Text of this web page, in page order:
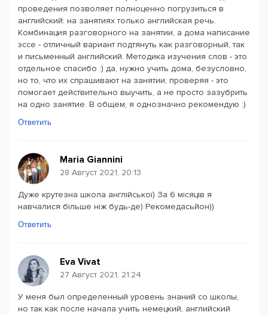
проведения позволяет полноценно погрузиться в
английский: на занятиях только английская речь.
Комбинация разговорного на занятии, а дома написание
эссе - отличный вариант подтянуть как разговорный, так
и письменный английский. Методика изучения слов - это
отдельное спасибо :) да, нужно учить дома, безусловно,
но то, что их спрашивают на занятии, проверяя - это
помогает действительно выучить, а не просто зазубрить
на одно занятие. В общем, я однозначно рекомендую :)
Ответить
Maria Giannini
28 Август 2021, 20:13
Дуже крутезна школа англійської) За 6 місяців я
навчалися більше ніж будь-де) Рекомедасьйон))
Ответить
Eva Vivat
27 Август 2021, 21:24
У меня был определенный уровень знаний со школы,
но так как после начала учить немецкий, английский